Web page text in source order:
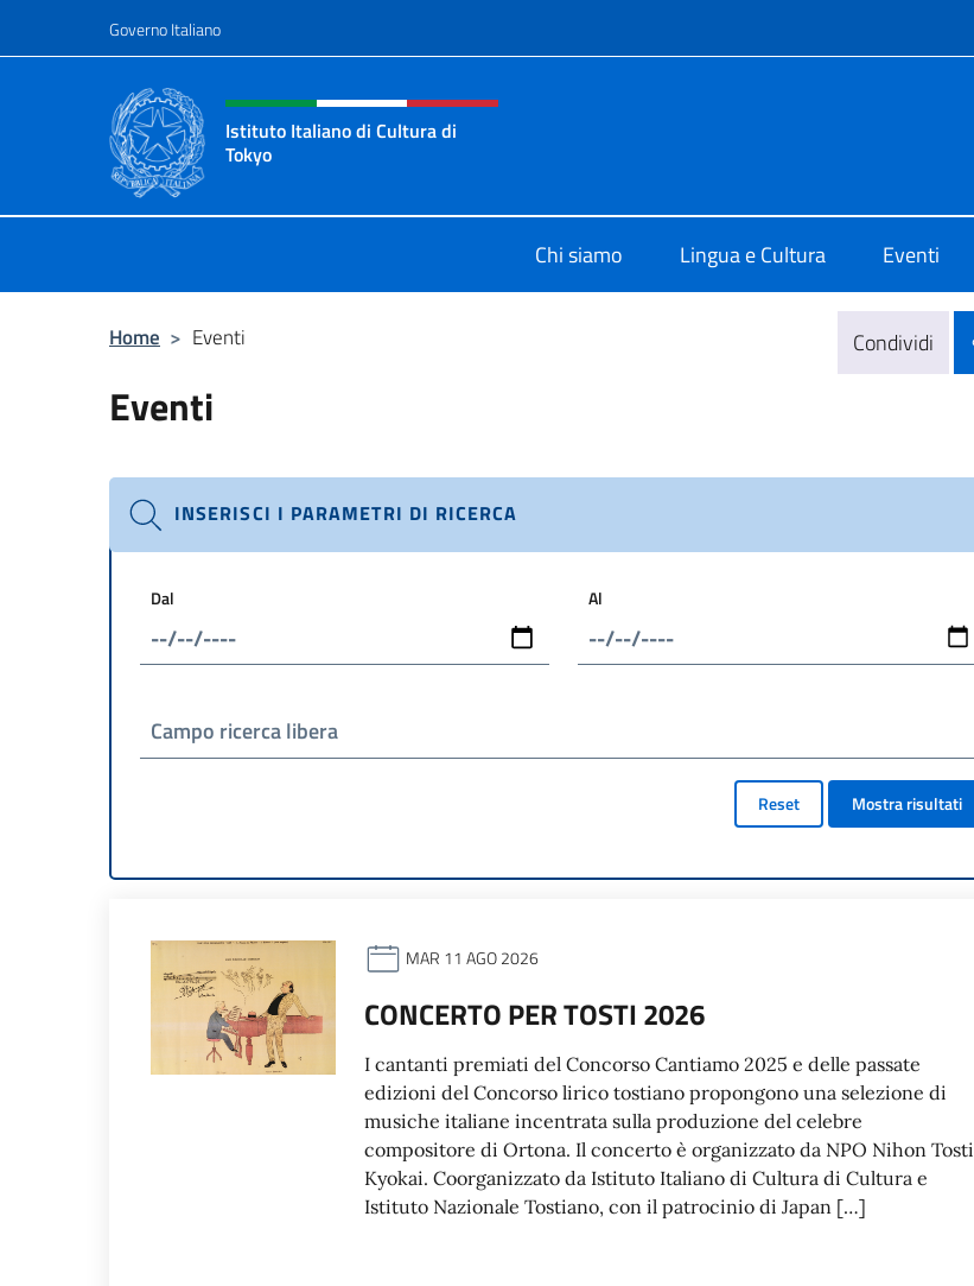
Governo Italiano
Intestazione sito, social e menù
Istituto Italiano di Cultura di
Tokyo
Chi siamo Lingua e Cultura Eventi
Home > Eventi Condividi
Eventi
INSERISCI I PARAMETRI DI RICERCA
Dal Al
Campo ricerca libera
Reset Mostra risultati
MAR 11 AGO 2026
CONCERTO PER TOSTI 2026
I cantanti premiati del Concorso Cantiamo 2025 e delle passate
edizioni del Concorso lirico tostiano propongono una selezione di
musiche italiane incentrata sulla produzione del celebre
compositore di Ortona. Il concerto è organizzato da NPO Nihon Tosti
Kyokai. Coorganizzato da Istituto Italiano di Cultura di Cultura e
Istituto Nazionale Tostiano, con il patrocinio di Japan […]